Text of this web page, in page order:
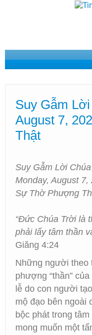
Home
Phát Thanh Tin
Các Hội Thánh
Suy Gẫm
August 7,
Thật
Suy Gẫm Lời Chúa
Monday, August 7,
Sự Thờ Phượng
“Đức Chúa Trời là
phải lấy tâm thần
Giăng 4:24
Những người theo
phượng “thần”
lễ do con người
mộ đạo bên ngoài
bộc phát trong
mong muốn một